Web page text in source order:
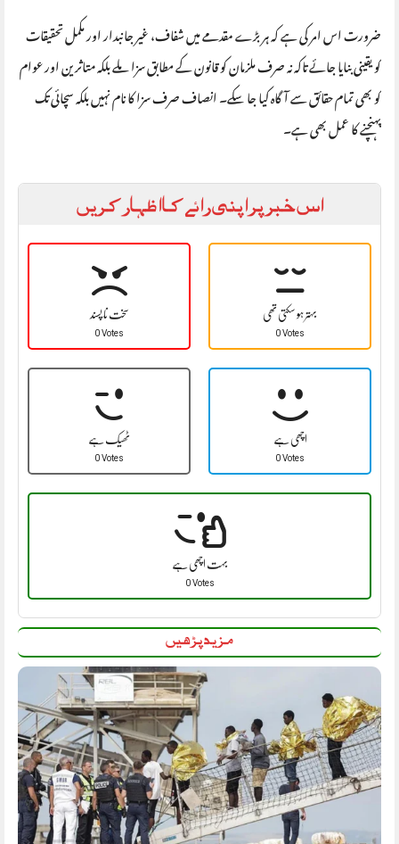
ضرورت اس امر کی ہے کہ ہر بڑے مقدمے میں شفاف، غیر جانبدار اور مکمل تحقیقات
کو یقینی بنایا جائے تاکہ نہ صرف ملزمان کو قانون کے مطابق سزا ملے بلکہ متاثرین اور عوام
کو بھی تمام حقائق سے آگاہ کیا جا سکے۔ انصاف صرف سزا کا نام نہیں بلکہ سچائی تک
پہنچنے کا عمل بھی ہے۔
اس خبر پر اپنی رائے کا اظہار کریں
سخت نا پسند
0 Votes
بہتر ہو سکتی تھی
0 Votes
ٹھیک ہے
0 Votes
اچھی ہے
0 Votes
بہت اچھی ہے
0 Votes
مزید پڑھیں